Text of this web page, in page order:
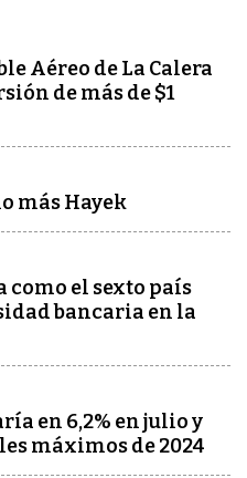
Aéreo de La Calera
de más de $1
más Hayek
como el sexto país
bancaria en la
en 6,2% en julio y
máximos de 2024